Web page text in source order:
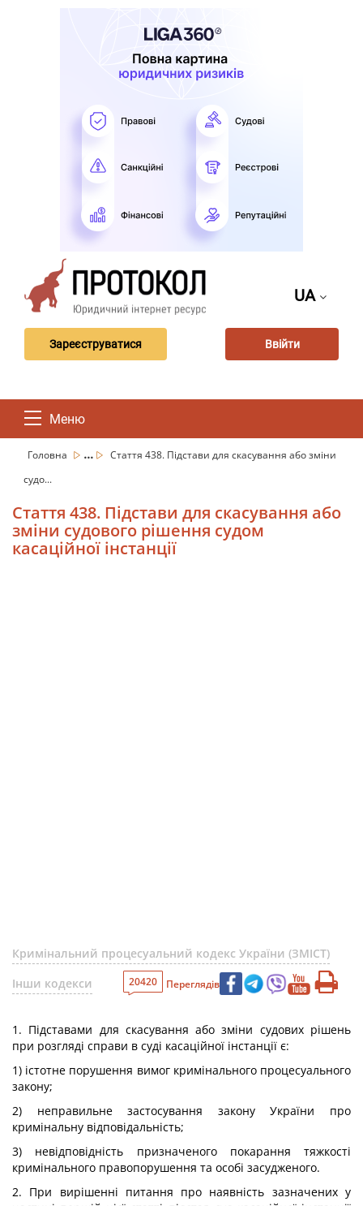
UA
Зареєструватися Ввійти
Меню
Головна ...
Стаття 438. Підстави для скасування або зміни
судо...
Стаття 438. Підстави для скасування або
зміни судового рішення судом
касаційної інстанції
Кримінальний процесуальний кодекс України (ЗМІСТ)
Інши кодекси
20420 Переглядів
1. Підставами для скасування або зміни судових рішень
при розгляді справи в суді касаційної інстанції є:
1) істотне порушення вимог кримінального процесуального
закону;
2) неправильне застосування закону України про
кримінальну відповідальність;
3) невідповідність призначеного покарання тяжкості
кримінального правопорушення та особі засудженого.
2. При вирішенні питання про наявність зазначених у